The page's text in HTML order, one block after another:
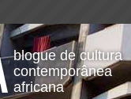
blogue de cultura
contemporânea
africana